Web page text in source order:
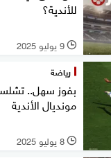
للأندية؟
l 9 يوليو 2025
رياضة
بفوز سهل..
مونديال الأندية
l 8 يوليو 2025